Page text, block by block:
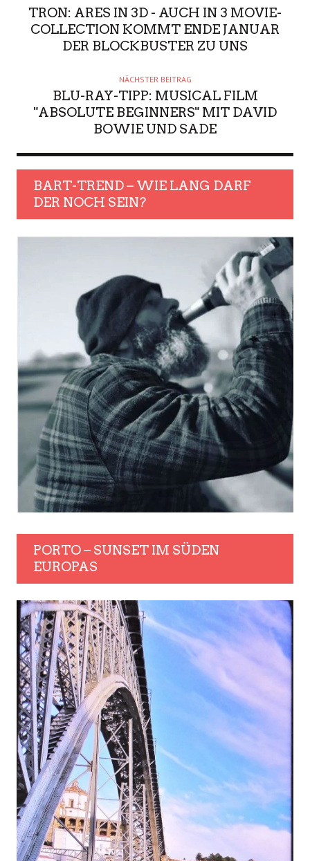
TRON: ARES IN 3D - AUCH IN 3 MOVIE-
COLLECTION KOMMT ENDE JANUAR
DER BLOCKBUSTER ZU UNS
NÄCHSTER BEITRAG
BLU-RAY-TIPP: MUSICAL FILM
"ABSOLUTE BEGINNERS" MIT DAVID
BOWIE UND SADE
BART-TREND – WIE LANG DARF
DER NOCH SEIN?
PORTO – SUNSET IM SÜDEN
EUROPAS